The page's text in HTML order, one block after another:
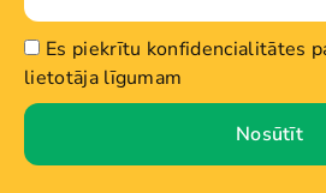
Es piekrītu konfidencialitātes
lietotāja līgumam
Nosūtīt